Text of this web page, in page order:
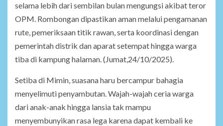
selama lebih dari sembilan bulan mengungsi akibat teror
OPM. Rombongan dipastikan aman melalui pengamanan
rute, pemeriksaan titik rawan, serta koordinasi dengan
pemerintah distrik dan aparat setempat hingga warga
tiba di kampung halaman. (Jumat,24/10/2025).
Setiba di Mimin, suasana haru bercampur bahagia
menyelimuti penyambutan. Wajah-wajah ceria warga
dari anak-anak hingga lansia tak mampu
menyembunyikan rasa lega karena dapat kembali ke